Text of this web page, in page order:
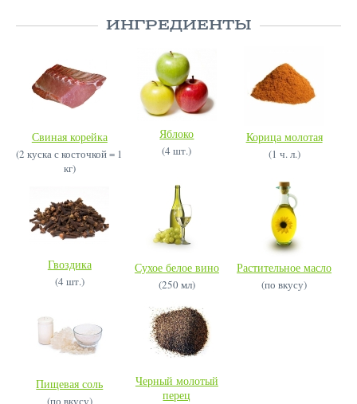
ИНГРЕДИЕНТЫ
Свиная корейка
(2 куска с косточкой = 1
кг)
Яблоко
(4 шт.)
Корица молотая
(1 ч. л.)
Гвоздика
(4 шт.)
Сухое белое вино
(250 мл)
Растительное масло
(по вкусу)
Пищевая соль
(по вкусу)
Черный молотый
перец